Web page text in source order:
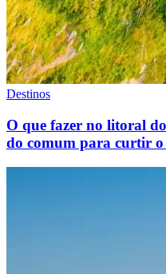
Destinos
O que fazer no litoral
do comum para curtir o